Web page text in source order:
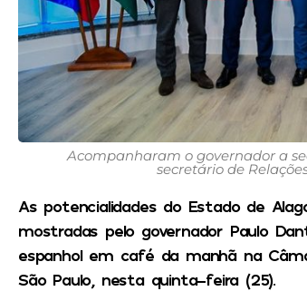
Acompanharam o governador a
secretário de
As potencialidades do Estado de
mostradas pelo governador Paulo
espanhol em café da manhã na
São Paulo, nesta quinta-feira (25).